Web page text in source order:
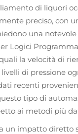
di liquori
preciso, con
una
Logici
la velocità di
di pressione
recenti
tipo di
ai metodi più
un impatto diretto